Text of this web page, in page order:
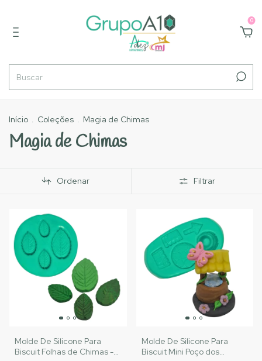
0
Início . Coleções . Magia de Chimas
Magia de Chimas
Ordenar Filtrar
Molde De Silicone Para
Biscuit Folhas de Chimas -
Molde De Silicone Para
Biscuit Mini Poço dos